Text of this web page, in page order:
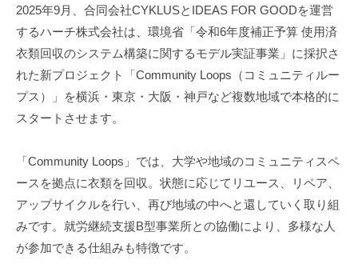
2025年9月、合同会社CYKLUSとIDEAS FOR GOODを運営
するハーチ株式会社は、環境省「令和6年度補正予算 使用済
衣類回収のシステム構築に関するモデル実証事業」に採択さ
れた新プロジェクト「Community Loops（コミュニティルー
プス）」を横浜・東京・大阪・神戸など複数地域で本格的に
スタートさせます。
「Community Loops」では、大学や地域のコミュニティスペ
ースを拠点に衣類を回収。状態に応じてリユース、リペア、
アップサイクルを行い、再び地域の中へと還していく取り組
みです。就労継続支援B型事業所との協働により、多様な人
が参加できる仕組みも特徴です。